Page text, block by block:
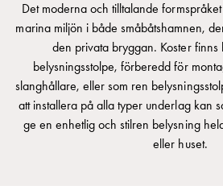
Det moderna och tilltalande
marina miljön i både småbåtshamnen,
den privata bryggan. Koster finns
belysningsstolpe, förberedd för
slanghållare, eller som ren
att installera på alla typer underlag kan
ge en enhetlig och stilren belysning
eller huset.